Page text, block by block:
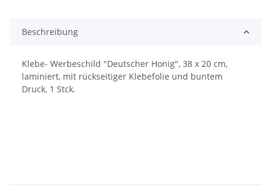
Beschreibung
Klebe- Werbeschild "Deutscher Honig", 38 x 20 cm,
laminiert, mit rückseitiger Klebefolie und buntem
Druck, 1 Stck.